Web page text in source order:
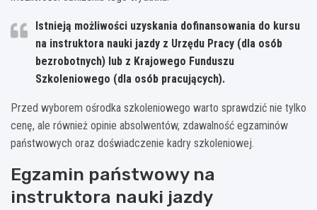
Istnieją możliwości uzyskania dofinansowania do kursu
na instruktora nauki jazdy z Urzędu Pracy (dla osób
bezrobotnych) lub z Krajowego Funduszu
Szkoleniowego (dla osób pracujących).
Przed wyborem ośrodka szkoleniowego warto sprawdzić nie tylko
cenę, ale również opinie absolwentów, zdawalność egzaminów
państwowych oraz doświadczenie kadry szkoleniowej.
Egzamin państwowy na
instruktora nauki jazdy